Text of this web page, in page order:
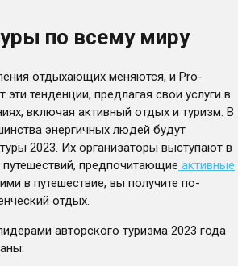
Узбекистан
Фиджи
Филиппинские острова
Франция
Хорватия
Центральная Россия
Чили
по всему миру
отдыхающих меняются, и Pro-
эти тенденции, предлагая свои услуги в
включая активный отдых и туризм. В
энергичных людей будут
2023. Их организаторы выступают в
путешествий, предпочитающие активные
в путешествие, вы получите по-
отдых.
авторского туризма 2023 года